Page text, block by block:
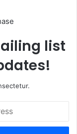
list